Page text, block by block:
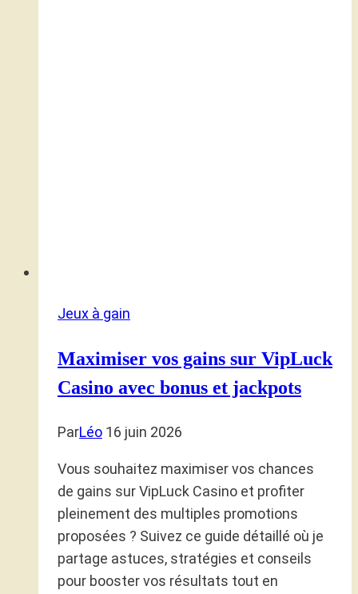
Jeux à gain
Maximiser vos gains sur VipLuck
Casino avec bonus et jackpots
ParLéo 16 juin 2026
Vous souhaitez maximiser vos chances
de gains sur VipLuck Casino et profiter
pleinement des multiples promotions
proposées ? Suivez ce guide détaillé où je
partage astuces, stratégies et conseils
pour booster vos résultats tout en